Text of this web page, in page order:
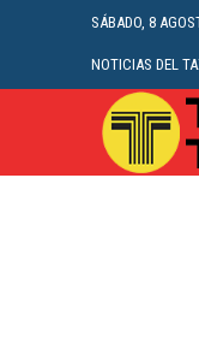
SÁBADO, 8
NOTICIAS DEL